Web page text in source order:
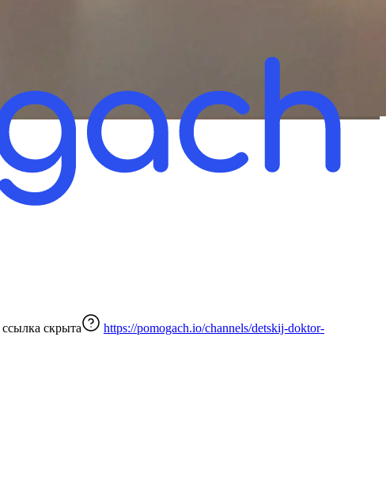
ссылка скрыта
https://pomogach.io/channels/detskij-doktor-